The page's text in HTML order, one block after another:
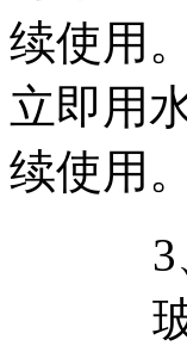
续使用
立即用
续使用。
3、
玻璃